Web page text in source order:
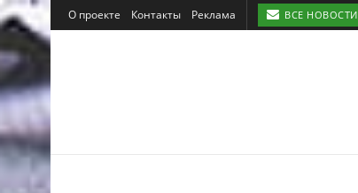
О проекте Контакты Реклама ВСЕ НОВОСТИ